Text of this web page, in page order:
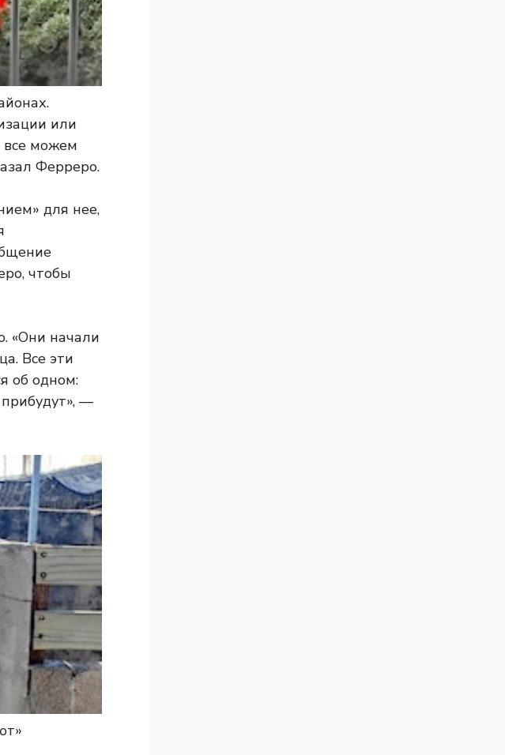
или
можем
Ферреро.
для нее,
чтобы
«Они начали
Все эти
об одном:
—